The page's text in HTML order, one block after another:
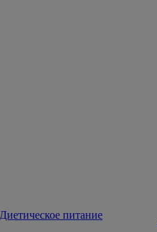
Диетическое питание